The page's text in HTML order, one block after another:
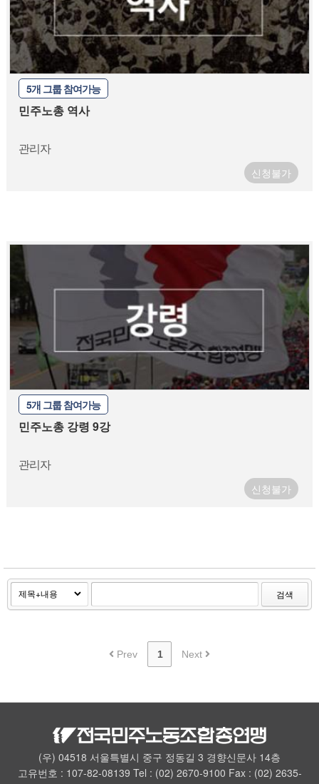
5개 그룹 참여가능
민주노총 역사
관리자
신청불가
5개 그룹 참여가능
민주노총 강령 9강
관리자
신청불가
검색
Prev 1 Next
(우) 04518 서울특별시 중구 정동길 3 경향신문사 14층
고유번호 : 107-82-08139 Tel : (02) 2670-9100 Fax : (02) 2635-